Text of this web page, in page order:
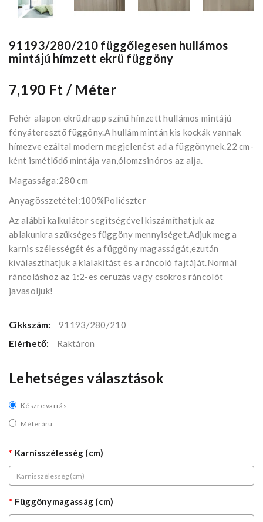
91193/280/210 függőlegesen hullámos
mintájú hímzett ekrü függöny
7,190 Ft / Méter
Fehér alapon ekrü,drapp színű hímzett hullámos mintájú
fényáteresztő függöny.A hullám mintán kis kockák vannak
hímezve ezáltal modern megjelenést ad a függönynek.22 cm-
ként ismétlődő mintája van,ólomzsinóros az alja.
Magassága:280 cm
Anyagösszetétel:100%Poliészter
Az alábbi kalkulátor segìtségével kiszámíthatjuk az
ablakunkra szükséges függöny mennyiséget.Adjuk meg a
karnis szélességét és a függöny magasságát,ezután
kiválaszthatjuk a kialakítást és a ráncoló fajtáját.Normál
ráncoláshoz az 1:2-es ceruzás vagy csokros ráncolót
javasoljuk!
Cikkszám:
91193/280/210
Elérhető:
Raktáron
Lehetséges választások
Készre varrás
Méteráru
Karnisszélesség (cm)
Függönymagasság (cm)